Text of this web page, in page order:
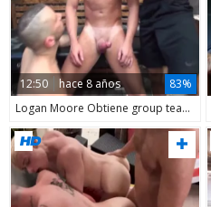
12:50 hace 8 años
83%
Logan Moore Obtiene group team-hammered P.two